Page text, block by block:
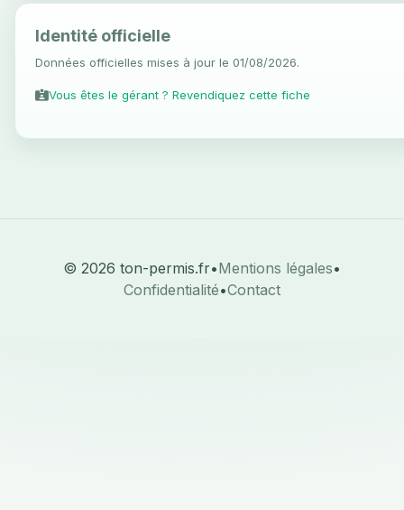
Identité officielle
Données officielles mises à jour le 01/08/2026.
Vous êtes le gérant ? Revendiquez cette fiche
© 2026 ton-permis.fr•Mentions légales•
Confidentialité•Contact